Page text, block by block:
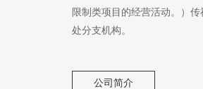
限制类项目的经营活动。）
处分支机构。
公司简介